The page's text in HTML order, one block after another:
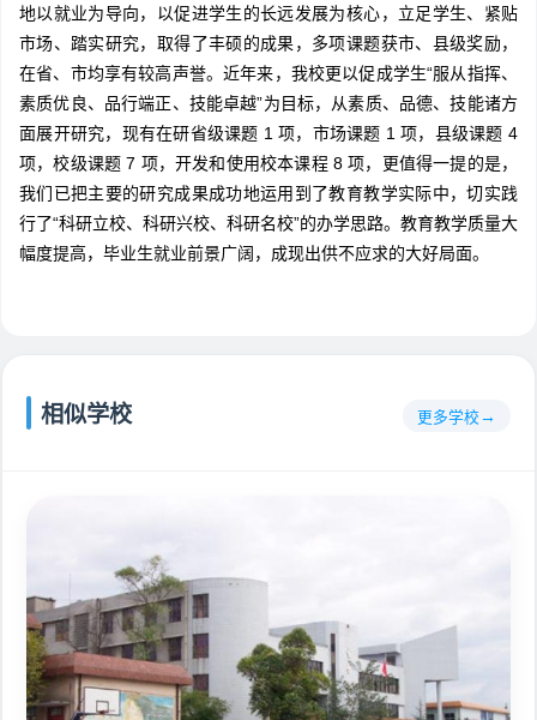
地以就业为导向，以促进学生的长远发展为核心，立足学生、紧贴
市场、踏实研究，取得了丰硕的成果，多项课题获市、县级奖励，
在省、市均享有较高声誉。近年来，我校更以促成学生“服从指挥、
素质优良、品行端正、技能卓越”为目标，从素质、品德、技能诸方
面展开研究，现有在研省级课题 1 项，市场课题 1 项，县级课题 4
项，校级课题 7 项，开发和使用校本课程 8 项，更值得一提的是，
我们已把主要的研究成果成功地运用到了教育教学实际中，切实践
行了“科研立校、科研兴校、科研名校”的办学思路。教育教学质量大
幅度提高，毕业生就业前景广阔，成现出供不应求的大好局面。
相似学校 更多学校